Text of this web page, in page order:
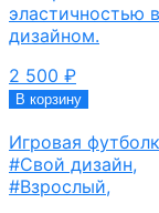
эластичностью
дизайном.
2 500 ₽
В корзину
Игровая
#Свой дизайн,
#Взрослый,